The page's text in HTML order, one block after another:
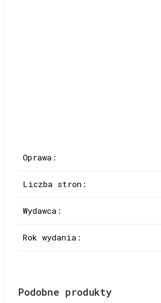
Oprawa:
Liczba stron:
Wydawca:
Rok wydania:
Podobne produkty